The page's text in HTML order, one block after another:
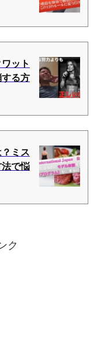
ット
る方
ミス
で悩
ク